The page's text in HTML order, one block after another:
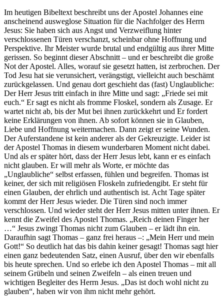
Im heutigen Bibeltext beschreibt uns der Apostel Johannes eine
anscheinend ausweglose Situation für die Nachfolger des Herrn
Jesus: Sie haben sich aus Angst und Verzweiflung hinter
verschlossenen Türen verschanzt, scheinbar ohne Hoffnung und
Perspektive. Ihr Meister wurde brutal und endgültig aus ihrer Mitte
gerissen. So beginnt dieser Abschnitt – und er beschreibt die große
Not der Apostel. Alles, worauf sie gesetzt hatten, ist zerbrochen. Der
Tod Jesu hat sie verunsichert, verängstigt, vielleicht auch beschämt
zurückgelassen. Und genau dort geschieht das (fast) Unglaubliche:
Der Herr Jesus tritt einfach in ihre Mitte und sagt: „Friede sei mit
euch.“ Er sagt es nicht als fromme Floskel, sondern als Zusage. Er
wartet nicht ab, bis der Mut bei ihnen zurückkehrt und Er fordert
keine Erklärungen von ihnen. Ab sofort können sie in Glauben,
Liebe und Hoffnung weitermachen. Dann zeigt er seine Wunden.
Der Auferstandene ist kein anderer als der Gekreuzigte. Leider ist
der Apostel Thomas in diesem wunderbaren Moment nicht dabei.
Und als er später hört, dass der Herr Jesus lebt, kann er es einfach
nicht glauben. Er will mehr als Worte, er möchte das
„Unglaubliche“ selbst erfassen, fühlen und begreifen. Thomas ist
keiner, der sich mit religiösen Floskeln zufriedengibt. Er steht für
einen Glauben, der ehrlich und authentisch ist. Acht Tage später
kommt der Herr Jesus wieder. Die Türen sind noch immer
verschlossen. Und wieder steht der Herr Jesus mitten unter ihnen. Er
kennt die Zweifel des Apostel Thomas. „Reich deinen Finger her
…“ Jesus zwingt Thomas nicht zum Glauben – er lädt ihn ein.
Daraufhin sagt Thomas – ganz frei heraus –: „Mein Herr und mein
Gott!“ So deutlich hat das bis dahin keiner gesagt! Thomas sagt hier
einen ganz bedeutenden Satz, einen Ausruf, über den wir ebenfalls
bis heute sprechen. Und so erlebe ich den Apostel Thomas – mit all
seinem Grübeln und seinen Zweifeln – als einen treuen und
wichtigen Begleiter des Herrn Jesus. „Das ist doch wohl nicht zu
glauben“, haben wir von ihm nicht mehr gehört.